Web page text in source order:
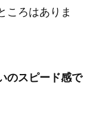
ころはありま
のスピード感で